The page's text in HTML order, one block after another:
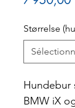
Størrelse
Hundebur
BMW iX